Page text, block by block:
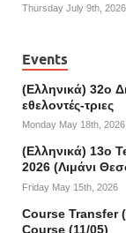
Thursday July 9th, 2026
Events
(Ελληνικά) 32o
εθελοντές-τριες
Monday May 18th, 2026
(Ελληνικά) 13ο
2026 (Λιμάνι
Friday May 15th, 2026
Course Transfer
Course (11/05)